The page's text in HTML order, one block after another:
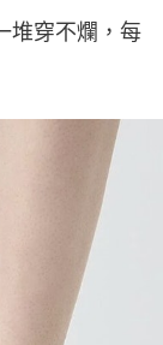
堆穿不爛，每